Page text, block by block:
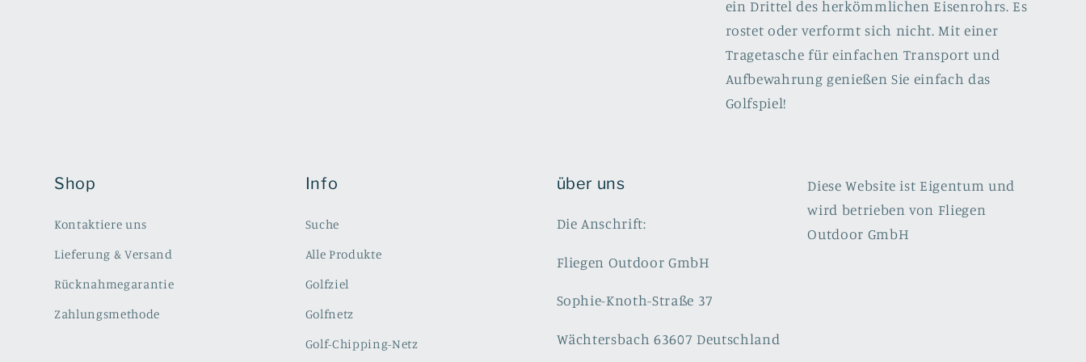
ein Drittel des herkömmlichen Eisenrohrs. Es
rostet oder verformt sich nicht. Mit einer
Tragetasche für einfachen Transport und
Aufbewahrung genießen Sie einfach das
Golfspiel!
Shop
Kontaktiere uns
Lieferung & Versand
Rücknahmegarantie
Zahlungsmethode
Info
Suche
Alle Produkte
Golfziel
Golfnetz
Golf-Chipping-Netz
über uns
Die Anschrift:
Fliegen Outdoor GmbH
Sophie-Knoth-Straße 37
Wächtersbach 63607 Deutschland
Diese Website ist Eigentum und
wird betrieben von Fliegen
Outdoor GmbH